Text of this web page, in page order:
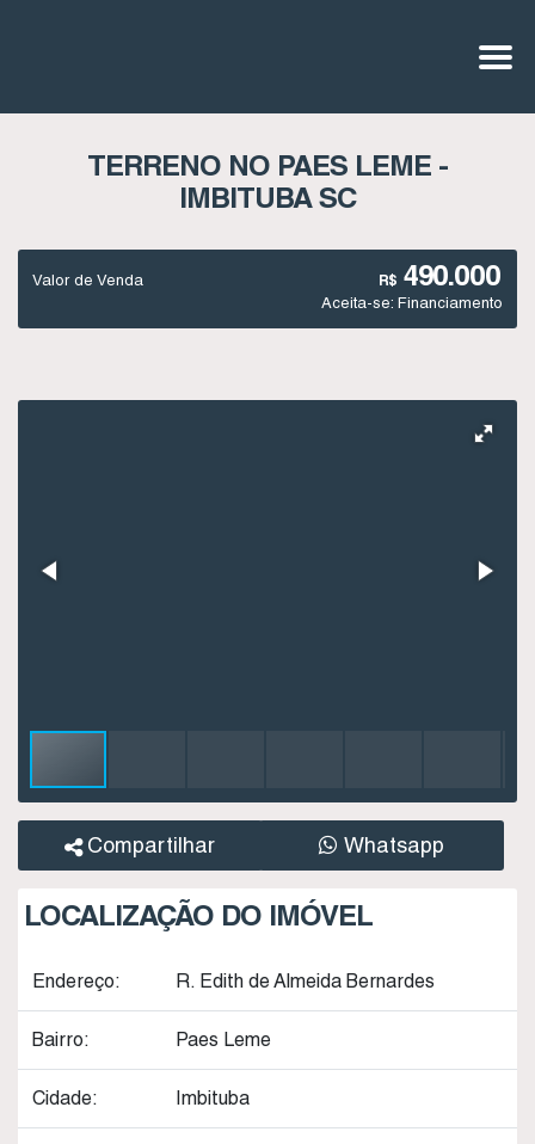
TERRENO NO PAES LEME -
IMBITUBA SC
R$ 490.000
Valor de Venda
Aceita-se: Financiamento
Compartilhar Whatsapp
LOCALIZAÇÃO DO IMÓVEL
Endereço: R. Edith de Almeida Bernardes
Bairro: Paes Leme
Cidade: Imbituba